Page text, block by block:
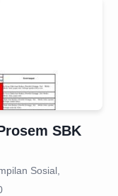
SBK
Sosial,